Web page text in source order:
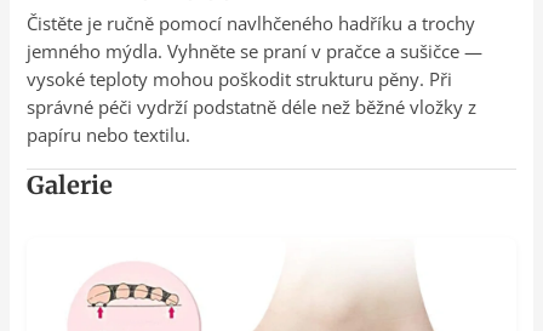
Čistěte je ručně pomocí navlhčeného hadříku a trochy
jemného mýdla. Vyhněte se praní v pračce a sušičce —
vysoké teploty mohou poškodit strukturu pěny. Při
správné péči vydrží podstatně déle než běžné vložky z
papíru nebo textilu.
Galerie